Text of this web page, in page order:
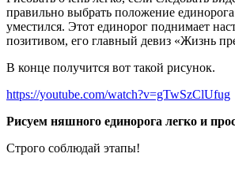
правильно выбрать положение
уместился. Этот единорог поднимает
позитивом, его главный девиз «Жизнь
В конце получится вот такой рисунок.
https://youtube.com/watch?v=gTwSzClUfug
Рисуем няшного единорога легко и
Строго соблюдай этапы!